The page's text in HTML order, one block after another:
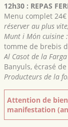
12h30 : REPAS
Menu complet
réserver au plus
Munt i Món cuisine :
tomme de brebis
Al Casot de la
Banyuls, écrasé
Producteurs de la
Attention de
manifestation